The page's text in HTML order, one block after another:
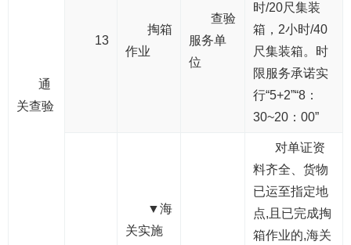
通
关查验
13
掏箱
作业
查验
服务单
位
时/20尺集装
箱，2小时/40
尺集装箱。时
限服务承诺实
行“5+2”“8：
30~20：00”
▼海
关实施
对单证资
料齐全、货物
已运至指定地
点,且已完成掏
箱作业的,海关